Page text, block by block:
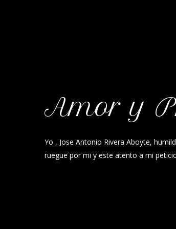
Amor y
Yo , Jose Antonio Rivera Aboyte,
ruegue por mi y este atento a mi